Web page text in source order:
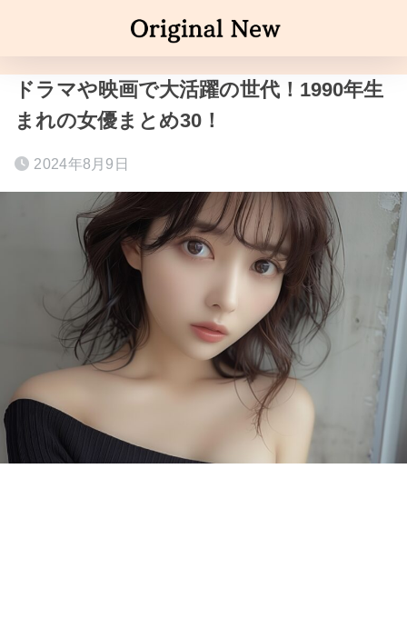
ドラマや映画で大活躍の世代！1990年生
まれの女優まとめ30！
2024年8月9日